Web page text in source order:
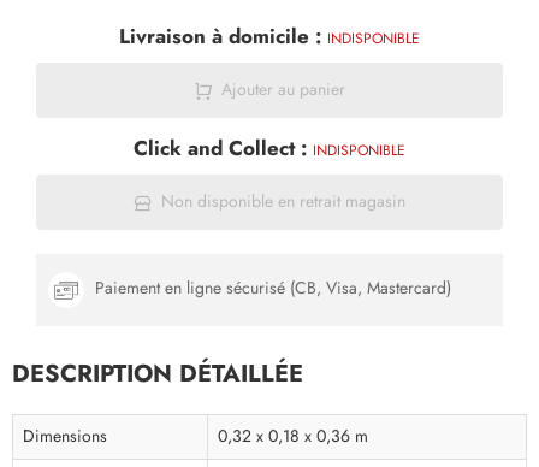
Livraison à domicile : INDISPONIBLE
Ajouter au panier
Click and Collect : INDISPONIBLE
Non disponible en retrait magasin
Paiement en ligne sécurisé (CB, Visa, Mastercard)
DESCRIPTION DÉTAILLÉE
Dimensions
0,32 x 0,18 x 0,36 m